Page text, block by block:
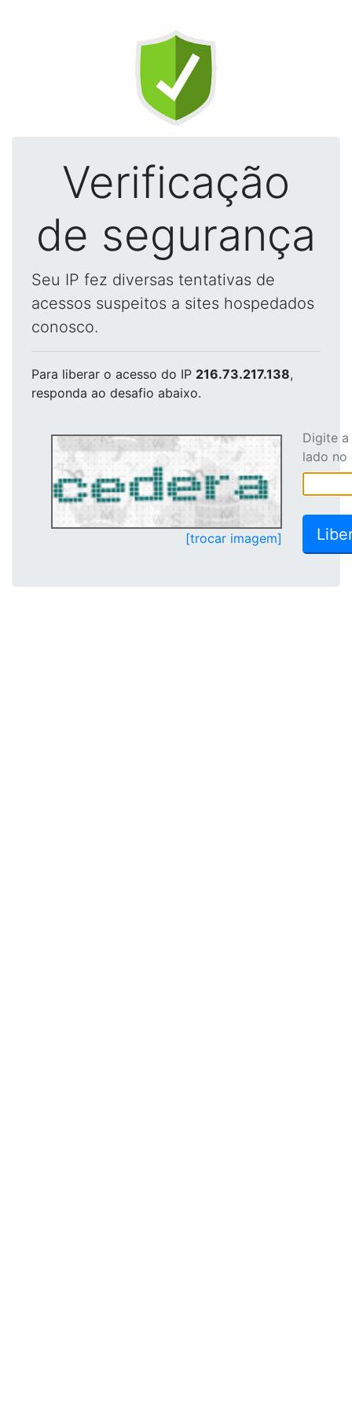
Verificação
de segurança
Seu IP fez diversas tentativas de
acessos suspeitos a sites hospedados
conosco.
Para liberar o acesso do IP 216.73.217.138,
responda ao desafio abaixo.
[trocar imagem]
Digite
lado no